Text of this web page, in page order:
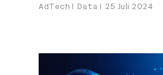
AdTech Data 25 Juli 2024